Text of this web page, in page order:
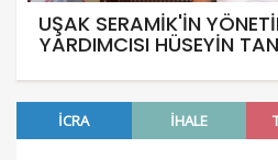
UŞAK SERAMİK'İN
YARDIMCISI HÜSEYİN